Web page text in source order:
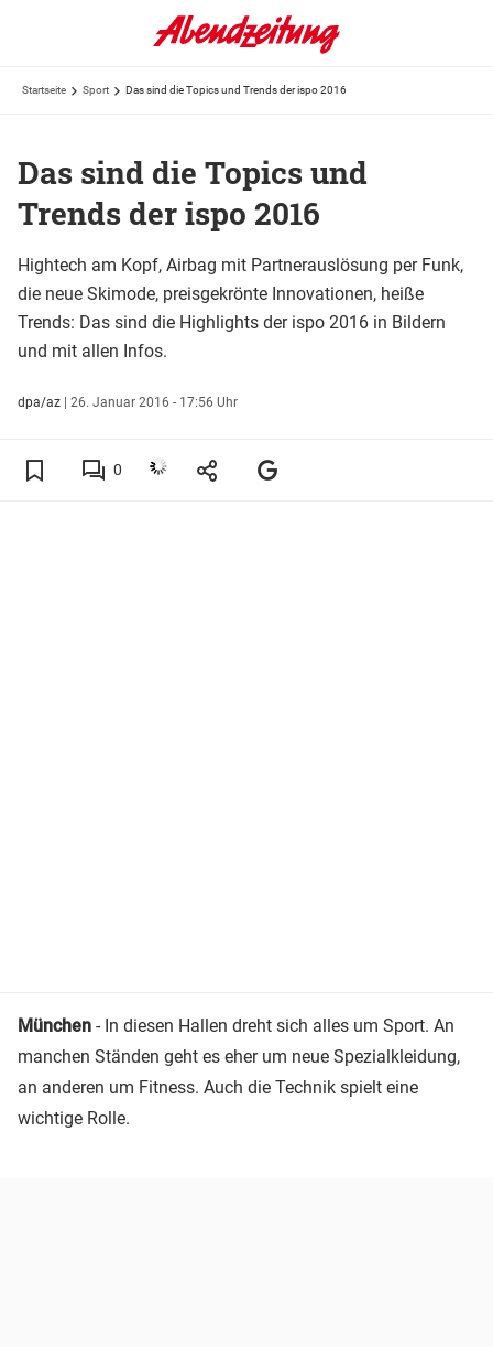
Startseite Sport Das sind die Topics und Trends der ispo 2016
Das sind die Topics und
Trends der ispo 2016
Hightech am Kopf, Airbag mit Partnerauslösung per Funk,
die neue Skimode, preisgekrönte Innovationen, heiße
Trends: Das sind die Highlights der ispo 2016 in Bildern
und mit allen Infos.
dpa/az | 26. Januar 2016 - 17:56 Uhr
0
München - In diesen Hallen dreht sich alles um Sport. An
manchen Ständen geht es eher um neue Spezialkleidung,
an anderen um Fitness. Auch die Technik spielt eine
wichtige Rolle.